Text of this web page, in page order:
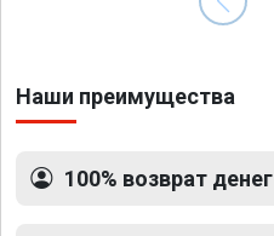
Наши преимущества
100% возврат денег